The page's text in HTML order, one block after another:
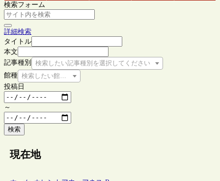
検索フォーム
詳細検索
タイトル
本文
記事種別
検索したい記事種別を選択してください
館種 検索したい館種を選択してください
投稿日
～
検索
現在地